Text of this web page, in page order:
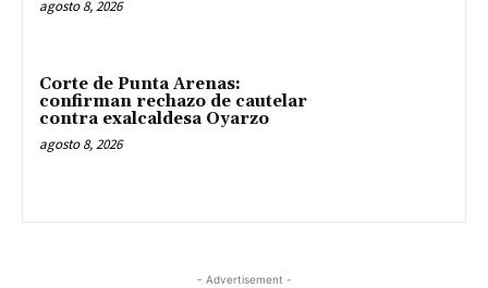
agosto 8, 2026
Corte de Punta Arenas:
confirman rechazo de cautelar
contra exalcaldesa Oyarzo
agosto 8, 2026
- Advertisement -